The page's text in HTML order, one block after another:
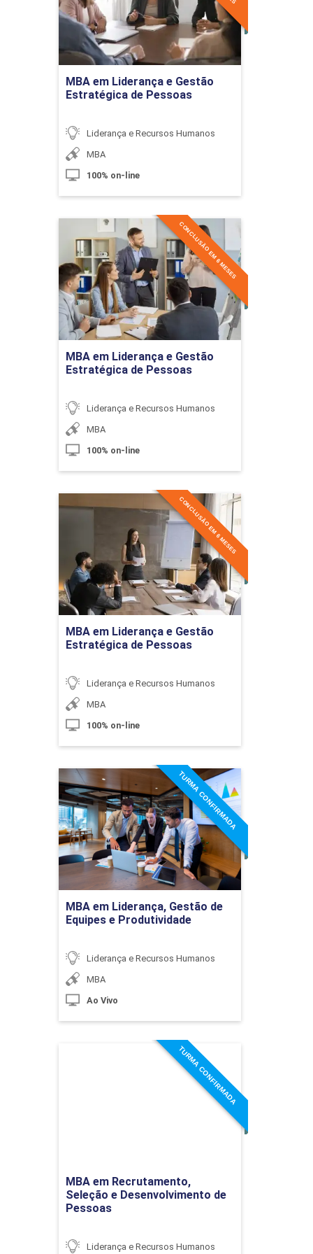
As Pessoas como Principal Ativo na
Estratégia Organizacional
Organizações
Diversidade de Pessoas
10h
Síndrome de Burnout
Saúde Mental e Trabalho
10h
Engajamento e Bem-estar na Vida
Profissional
10h
Liderança e Gestão de Mudanças
Habilidades Comportamentais: Soft Skills
e Liderança
Introdução às Capacidades (skills)
Tendências em Soft Skills no Mundo
MBA em Liderança e Gestão
Estratégica de Pessoas
Liderança e Recursos Humanos
MBA
100% on-line
Detalhes do curso
MBA em Liderança e Gestão
Estratégica de Pessoas
CONCLUSÃO EM 6 MESES
Liderança e Recursos Humanos
MBA
100% on-line
MBA em Liderança e
Gestão Estratégica de
Pessoas
Detalhes do curso
MBA em Liderança e Gestão
Estratégica de Pessoas
CONCLUSÃO EM 6 MESES
Liderança e Recursos Humanos
MBA
100% on-line
MBA em Liderança e
Gestão Estratégica de
Pessoas
Detalhes do curso
MBA em Liderança, Gestão de
Equipes e Produtividade
TURMA CONFIRMADA
Liderança e Recursos Humanos
MBA
Ao Vivo
MBA em Liderança, Gestão
de Equipes e Produtividade
Detalhes do curso
Ir para Inscrição
MBA em Recrutamento,
Seleção e Desenvolvimento de
Pessoas
TURMA CONFIRMADA
Liderança e Recursos Humanos
MBA em Recrutamento,
Seleção e Desenvolvimento
de Pessoas